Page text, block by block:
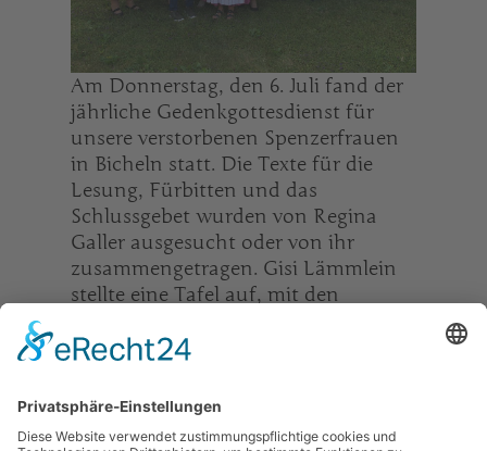
Am Donnerstag, den 6. Juli fand der
jährliche Gedenkgottesdienst für
unsere verstorbenen Spenzerfrauen
in Bicheln statt. Die Texte für die
Lesung, Fürbitten und das
Schlussgebet wurden von Regina
Galler ausgesucht oder von ihr
zusammengetragen. Gisi Lämmlein
stellte eine Tafel auf, mit den
herzliches "Vergelt's Gott" an die
Nach dem Gottesdienst trafen sich
die meisten unserer Spenzerfrauen